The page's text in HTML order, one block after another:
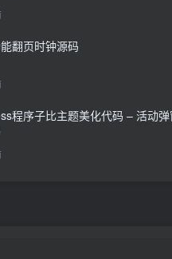
翻页时钟源码
程序子比主题美化代码 – 活动